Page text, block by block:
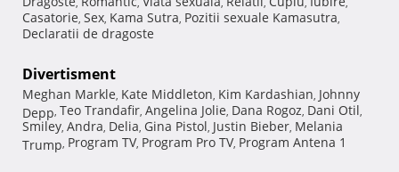
Casatorie, Sex, Kama Sutra, Pozitii sexuale Kamasutra,
Declaratii de dragoste
Divertisment
Meghan Markle, Kate Middleton, Kim Kardashian, Johnny
Depp, Teo Trandafir, Angelina Jolie, Dana Rogoz, Dani Otil,
Smiley, Andra, Delia, Gina Pistol, Justin Bieber, Melania
Trump, Program TV, Program Pro TV, Program Antena 1